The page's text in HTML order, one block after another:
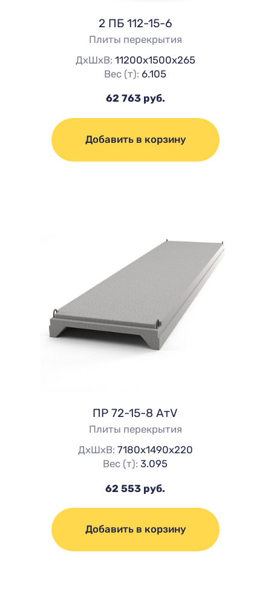
2 ПБ 112-15-6
Плиты перекрытия
ДхШхВ: 11200х1500х265
Вес (т):6.105
62 763 руб.
Добавить в корзину
ПР 72-15-8 АтV
Плиты перекрытия
ДхШхВ: 7180х1490х220
Вес (т):3.095
62 553 руб.
Добавить в корзину